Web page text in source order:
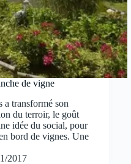
de vigne
a transformé son
du terroir, le goût
idée du social, pour
bord de vignes. Une
2017